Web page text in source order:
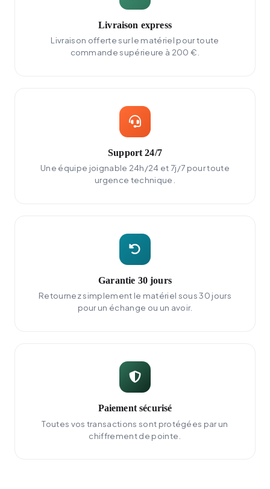
Livraison express
Livraison offerte sur le matériel pour toute
commande supérieure à 200 €.
Support 24/7
Une équipe joignable 24h/24 et 7j/7 pour toute
urgence technique.
Garantie 30 jours
Retournez simplement le matériel sous 30 jours
pour un échange ou un avoir.
Paiement sécurisé
Toutes vos transactions sont protégées par un
chiffrement de pointe.